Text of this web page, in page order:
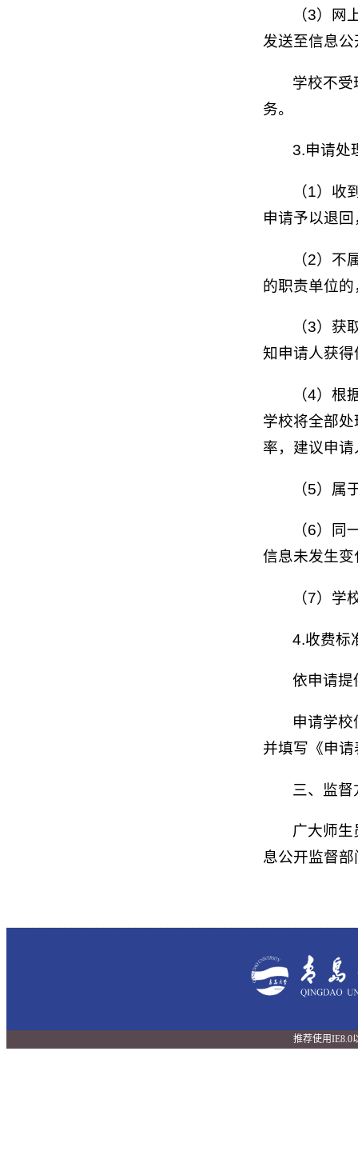
（3）
发送至信息
学校不
务。
3.申请处
（1）
申请予以退
（2）
的职责单位
（3）
知申请人获
（4）
学校将全部
率，建议申
（5）属
（6）
信息未发生
（7）学
4.收费标
依申请提
申请学
并填写《申
三、监
广大师
息公开监督
推荐使用IE8.0